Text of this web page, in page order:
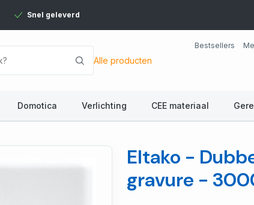
Snel geleverd
Alle producten
Bestsellers
Domotica Verlichting CEE materiaal
Eltako -
gravure -